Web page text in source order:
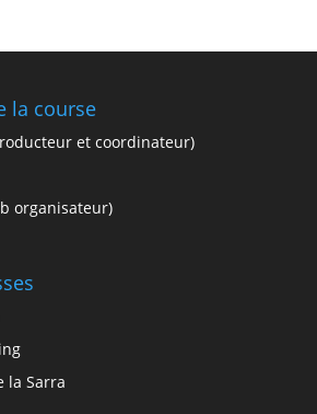
la course
et coordinateur)
organisateur)
la Sarra